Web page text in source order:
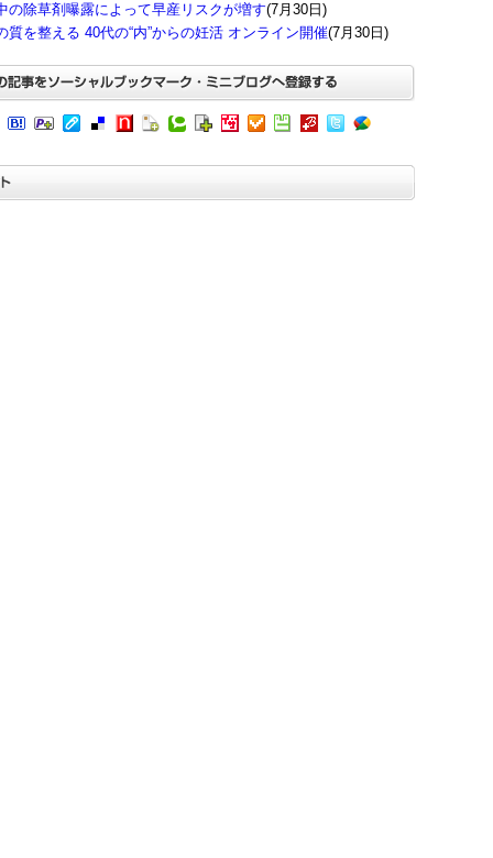
の除草剤曝露によって早産リスクが増す(7月30日)
質を整える 40代の“内”からの妊活 オンライン開催(7月30日)